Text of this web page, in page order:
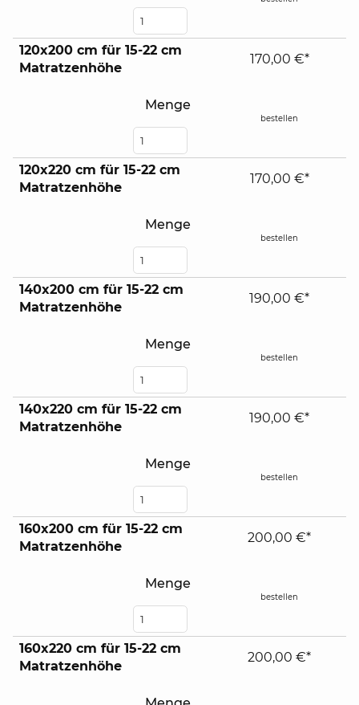
120x200 cm für 15-22 cm
Matratzenhöhe
Menge
170,00 €*
bestellen
120x220 cm für 15-22 cm
Matratzenhöhe
Menge
170,00 €*
bestellen
140x200 cm für 15-22 cm
Matratzenhöhe
Menge
190,00 €*
bestellen
140x220 cm für 15-22 cm
Matratzenhöhe
Menge
190,00 €*
bestellen
160x200 cm für 15-22 cm
Matratzenhöhe
Menge
200,00 €*
bestellen
160x220 cm für 15-22 cm
Matratzenhöhe
200,00 €*